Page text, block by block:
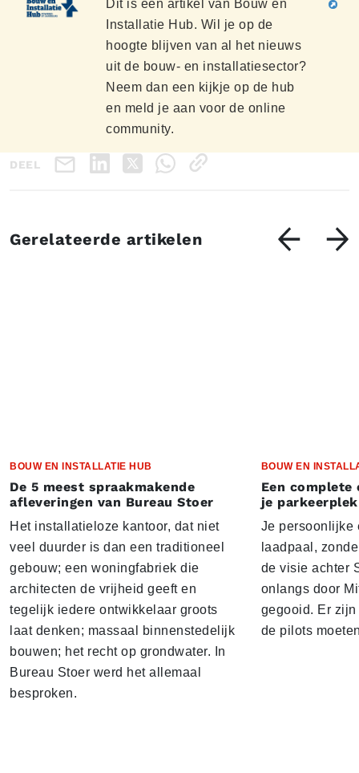
Dit is een artikel van Bouw en
Installatie Hub. Wil je op de
hoogte blijven van al het nieuws
uit de bouw- en installatiesector?
Neem dan een kijkje op de hub
en meld je aan voor de online
community.
DEEL
Gerelateerde artikelen
BOUW EN INSTALLATIE HUB
De 5 meest spraakmakende
afleveringen van Bureau Stoer
Het installatieloze kantoor, dat niet
veel duurder is dan een traditioneel
gebouw; een woningfabriek die
architecten de vrijheid geeft en
tegelijk iedere ontwikkelaar groots
laat denken; massaal binnenstedelijk
bouwen; het recht op grondwater. In
Bureau Stoer werd het allemaal
besproken.
BOUW EN
Een complete
je parkeerplek
Je persoonlijke
laadpaal,
de visie achter
onlangs door
gegooid. Er
de pilots